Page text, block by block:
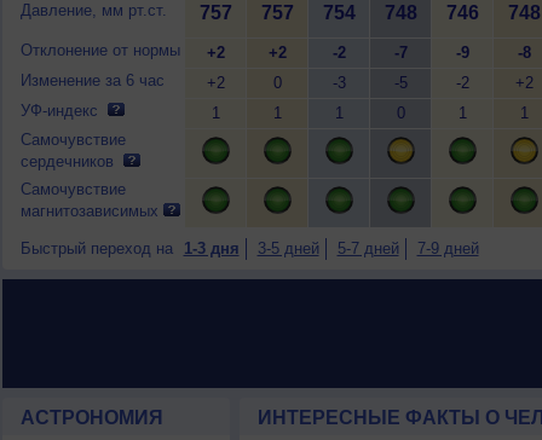
Давление, мм рт.ст.
Отклонение от нормы
Изменение за 6 час
УФ-индекс
Самочувствие
сердечников
Самочувствие
магнитозависимых
757
+2
+2
1
757
+2
0
1
754
-2
-3
1
748
-7
-5
0
746
-9
-2
1
748
-8
+2
1
Быстрый переход на 1-3 дня 3-5 дней 5-7 дней 7-9 дней
АСТРОНОМИЯ ИНТЕРЕСНЫЕ ФАКТЫ О